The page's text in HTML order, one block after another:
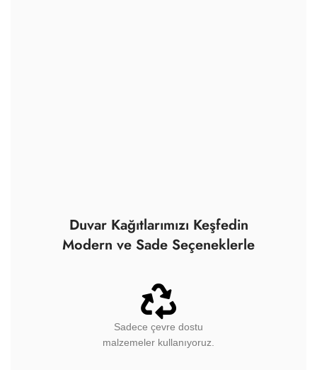
Duvar Kağıtlarımızı Keşfedin
Modern ve Sade Seçeneklerle
Sadece çevre dostu
malzemeler kullanıyoruz.